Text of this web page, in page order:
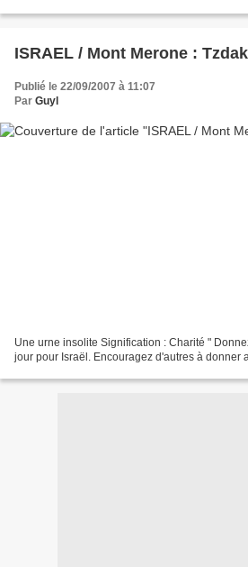
ISRAEL / Mont Merone :
Publié le 22/09/2007 à 11:07
Par Guyl
Une urne insolite Signification : Charité "
jour pour Israël. Encouragez d'autres à donner